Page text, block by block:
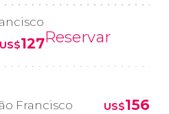
US$127Reservar
Francisco
US$156